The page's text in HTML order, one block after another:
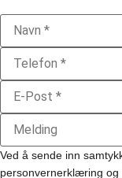
Ved å sende inn
personvernerklæring og